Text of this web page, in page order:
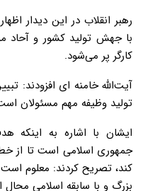
رهبر انقلاب در این دیدار
با جهش تولید کشور و
کارگر پر می‌شود.
آیت‌الله خامنه ای افزودند:
تولید وظیفه مهم مسئولان
ایشان با اشاره به اینکه
جمهوری اسلامی است تا از
کند، تصریح کردند: معلوم
بزرگ و با سابقه اسلامی